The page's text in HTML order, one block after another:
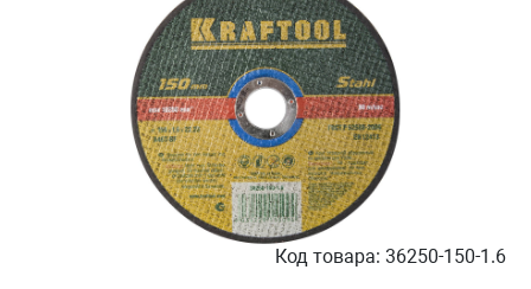
Код товара: 36250-150-1.6